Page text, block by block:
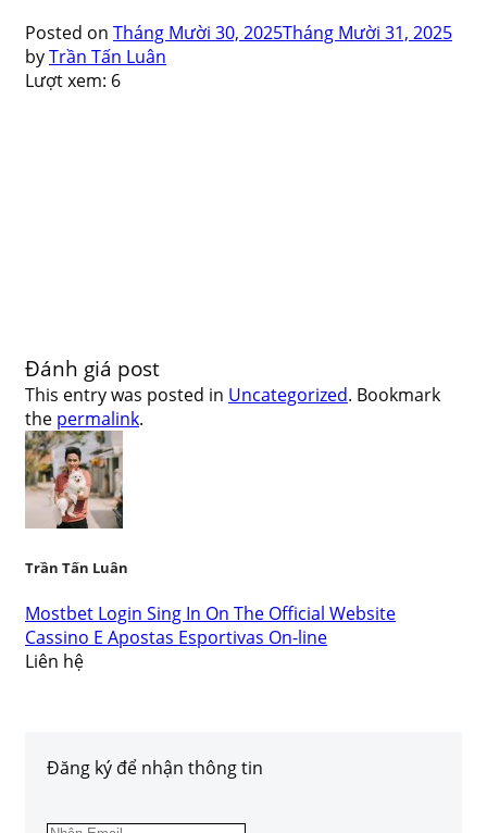
Posted on Tháng Mười 30, 2025Tháng Mười 31, 2025
byTrần Tấn Luân
Lượt xem: 6
Đánh giá post
This entry was posted in Uncategorized. Bookmark
the permalink.
Trần Tấn Luân
Μοѕtbеt Lοgіn Ѕіng Іn Οn Thе Оffісіаl Wеbѕіtе
Cassino E Apostas Esportivas On-line
Liên hệ
Đăng ký để nhận thông tin